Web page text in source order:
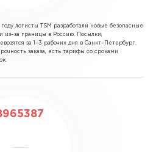
году логисты TSM разработали новые безопасные
из–за границы в Россию. Посылки,
за 1–3 рабочих дня в Санкт–Петербург.
заказа, есть тарифы со сроками